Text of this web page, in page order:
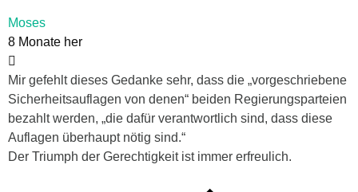
Moses
8 Monate her
Mir gefehlt dieses Gedanke sehr, dass die „vorgeschriebene
Sicherheitsauflagen von denen“ beiden Regierungsparteien
bezahlt werden, „die dafür verantwortlich sind, dass diese
Auflagen überhaupt nötig sind.“
Der Triumph der Gerechtigkeit ist immer erfreulich.